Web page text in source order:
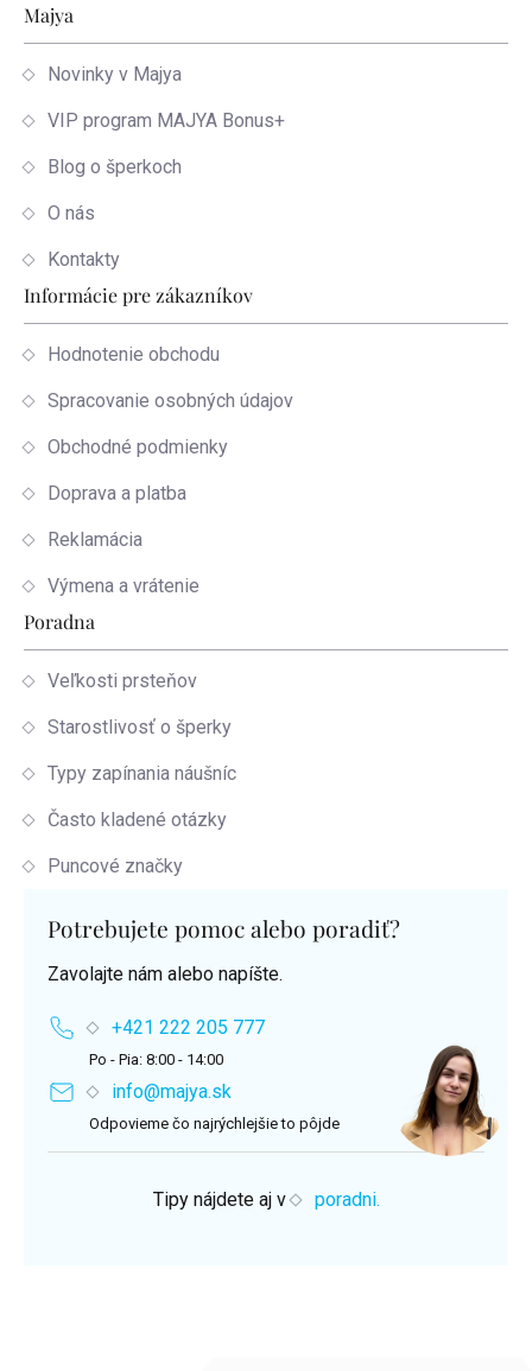
Zápätie
Majya
Novinky v Majya
VIP program MAJYA Bonus+
Blog o šperkoch
O nás
Kontakty
Informácie pre zákazníkov
Hodnotenie obchodu
Spracovanie osobných údajov
Obchodné podmienky
Doprava a platba
Reklamácia
Výmena a vrátenie
Poradna
Veľkosti prsteňov
Starostlivosť o šperky
Typy zapínania náušníc
Často kladené otázky
Puncové značky
Potrebujete pomoc alebo poradiť?
Zavolajte nám alebo napíšte.
+421 222 205 777
Po - Pia: 8:00 - 14:00
info@majya.sk
Odpovieme čo najrýchlejšie to pôjde
Tipy nájdete aj v poradni.